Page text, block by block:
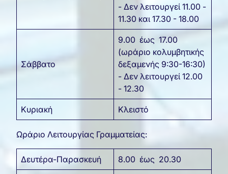
- Δεν λειτουργεί 11.00 -
11.30 και 17.30 - 18.00
Σάββατο
9.00 έως 17.00
(ωράριο κολυμβητικής
δεξαμενής 9:30-16:30)
- Δεν λειτουργεί 12.00
- 12.30
Κυριακή Κλειστό
Ωράριο Λειτουργίας Γραμματείας:
Δευτέρα-Παρασκευή 8.00 έως 20.30